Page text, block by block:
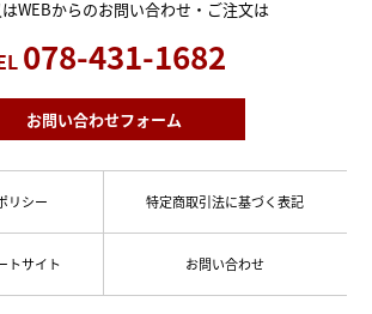
WEBからのお問い合わせ・ご注文は
078-431-1682
お問い合わせフォーム
リシー 特定商取引法に基づく表記
トサイト お問い合わせ